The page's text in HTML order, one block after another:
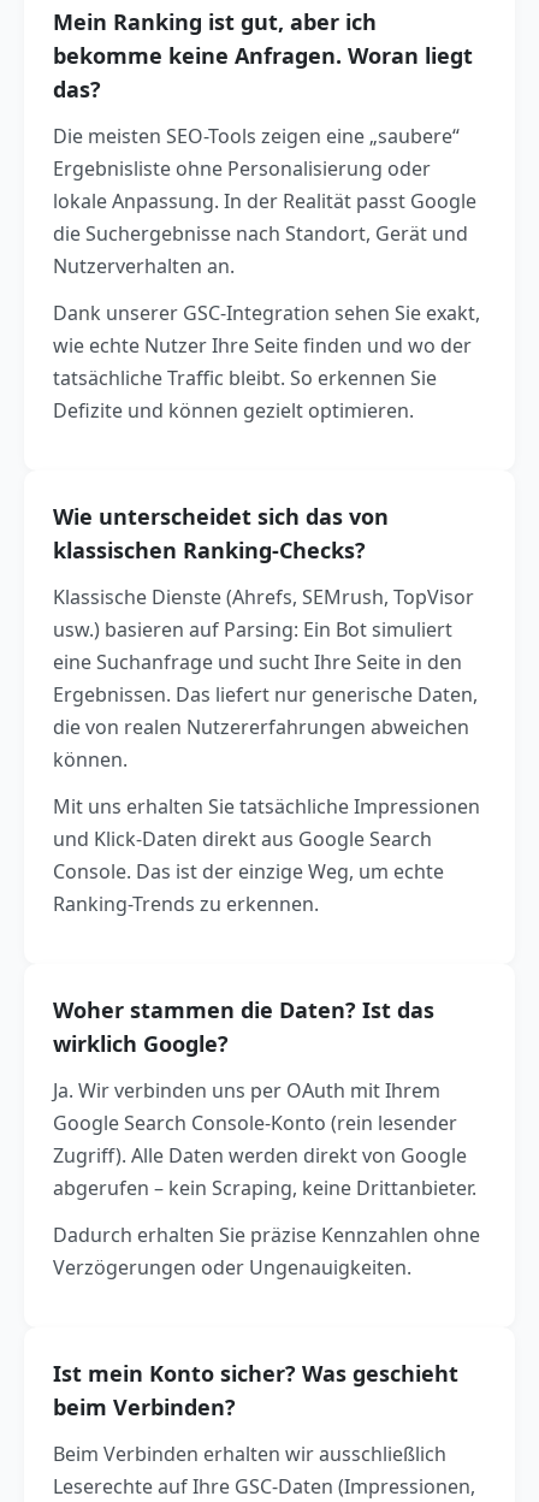
Mein Ranking ist gut, aber ich
bekomme keine Anfragen. Woran liegt
das?
Die meisten SEO-Tools zeigen eine „saubere“
Ergebnisliste ohne Personalisierung oder
lokale Anpassung. In der Realität passt Google
die Suchergebnisse nach Standort, Gerät und
Nutzerverhalten an.
Dank unserer GSC-Integration sehen Sie exakt,
wie echte Nutzer Ihre Seite finden und wo der
tatsächliche Traffic bleibt. So erkennen Sie
Defizite und können gezielt optimieren.
Wie unterscheidet sich das von
klassischen Ranking-Checks?
Klassische Dienste (Ahrefs, SEMrush, TopVisor
usw.) basieren auf Parsing: Ein Bot simuliert
eine Suchanfrage und sucht Ihre Seite in den
Ergebnissen. Das liefert nur generische Daten,
die von realen Nutzererfahrungen abweichen
können.
Mit uns erhalten Sie tatsächliche Impressionen
und Klick-Daten direkt aus Google Search
Console. Das ist der einzige Weg, um echte
Ranking-Trends zu erkennen.
Woher stammen die Daten? Ist das
wirklich Google?
Ja. Wir verbinden uns per OAuth mit Ihrem
Google Search Console-Konto (rein lesender
Zugriff). Alle Daten werden direkt von Google
abgerufen – kein Scraping, keine Drittanbieter.
Dadurch erhalten Sie präzise Kennzahlen ohne
Verzögerungen oder Ungenauigkeiten.
Ist mein Konto sicher? Was geschieht
beim Verbinden?
Beim Verbinden erhalten wir ausschließlich
Leserechte auf Ihre GSC-Daten (Impressionen,